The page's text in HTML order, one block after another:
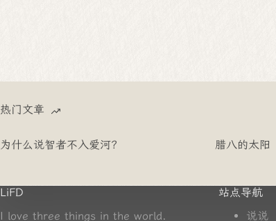
热门文章
为什么说智者不入爱河？ 腊八的太阳
LiFD
I love three things in the world.
站点导航
说说